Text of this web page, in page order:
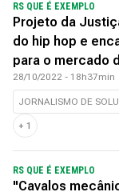
RS QUE É EXEMPLO
Projeto da
do hip hop e
para o mercado
28/10/2022 - 18h37min
JORNALISMO DE
+ 1
RS QUE É EXEMPLO
"Cavalos